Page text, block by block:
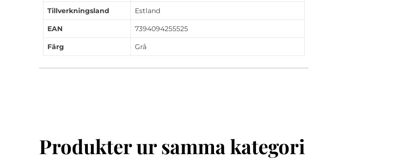
Tillverkningsland Estland
EAN 7394094255525
Färg Grå
Produkter ur samma kategori